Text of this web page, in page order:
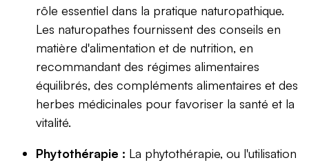
rôle essentiel dans la pratique naturopathique.
Les naturopathes fournissent des conseils en
matière d'alimentation et de nutrition, en
recommandant des régimes alimentaires
équilibrés, des compléments alimentaires et des
herbes médicinales pour favoriser la santé et la
vitalité.
Phytothérapie : La phytothérapie, ou l'utilisation